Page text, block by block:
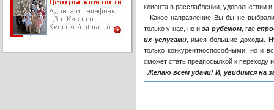
клиента в расслаблении, удовольствии
Какое направление Вы бы не
только у нас, но иза рубежом, где
их услугами, имея большие доходы.
только конкурентноспособными, но и
сможет стать предпосылкой к переходу
Желаю всем удачи! И, увидимся на